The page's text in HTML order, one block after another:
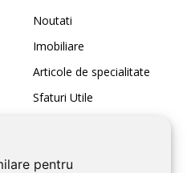
pentru
Noutati
Imobiliare
Articole de specialitate
Sfaturi Utile